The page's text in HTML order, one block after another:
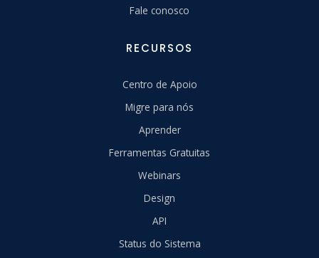
Fale conosco
RECURSOS
Centro de Apoio
Migre para nós
Aprender
Ferramentas Gratuitas
Webinars
Design
API
Status do Sistema